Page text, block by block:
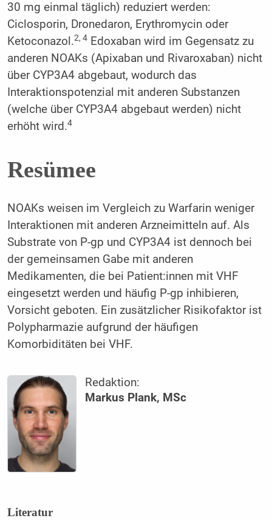
30 mg einmal täglich) reduziert werden:
Ciclosporin, Dronedaron, Erythromycin oder
Ketoconazol.2, 4Edoxaban wird im Gegensatz zu
anderen NOAKs (Apixaban und Rivaroxaban) nicht
über CYP3A4 abgebaut, wodurch das
Interaktionspotenzial mit anderen Substanzen
(welche über CYP3A4 abgebaut werden) nicht
erhöht wird.4
Resümee
NOAKs weisen im Vergleich zu Warfarin weniger
Interaktionen mit anderen Arzneimitteln auf. Als
Substrate von P-gp und CYP3A4 ist dennoch bei
der gemeinsamen Gabe mit anderen
Medikamenten, die bei Patient:innen mit VHF
eingesetzt werden und häufig P-gp inhibieren,
Vorsicht geboten. Ein zusätzlicher Risikofaktor ist
Polypharmazie aufgrund der häufigen
Komorbiditäten bei VHF.
Redaktion:
Markus Plank, MSc
Literatur